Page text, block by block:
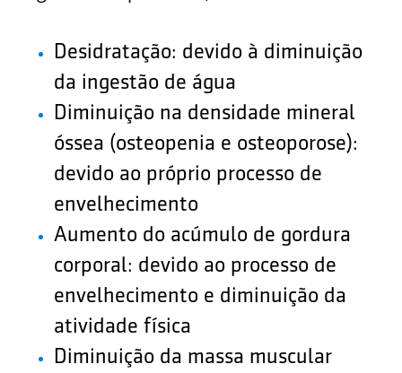
Desidratação: devido à diminuição
da ingestão de água
Diminuição na densidade mineral
óssea (osteopenia e osteoporose):
devido ao próprio processo de
envelhecimento
Aumento do acúmulo de gordura
corporal: devido ao processo de
envelhecimento e diminuição da
atividade física
Diminuição da massa muscular